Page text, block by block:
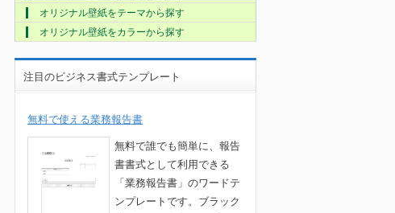
オリジナル壁紙をテーマから探す
オリジナル壁紙をカラーから探す
注目のビジネス書式テンプレート
無料で使える業務報告書
無料で誰でも簡単に、報告
書書式として利用できる
「業務報告書」のワードテ
ンプレートです。ブラック